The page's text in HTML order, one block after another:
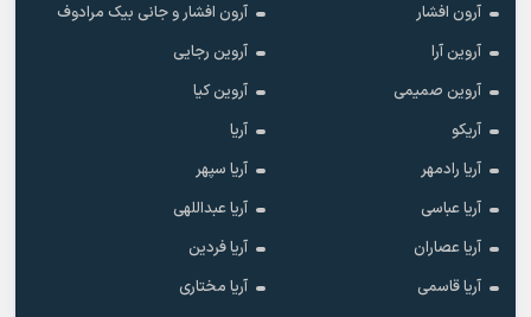
آرون افشار
آرون افشار و جانی بیک مرادوف
آروین آرا
آروین رجایی
آروین صمیمی
آروین کیا
آریکو
آریا
آریا رادمهر
آریا سپهر
آریا عباسی
آریا عبداللهی
آریا عصاران
آریا فردین
آریا قاسمی
آریا مختاری